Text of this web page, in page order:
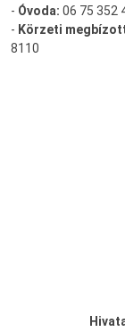
- Óvoda: 06 75 352
- Körzeti
8110